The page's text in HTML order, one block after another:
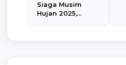
Siaga Musim
Hujan 2025,